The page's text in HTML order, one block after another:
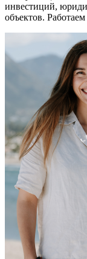
инвестиций,
объектов.